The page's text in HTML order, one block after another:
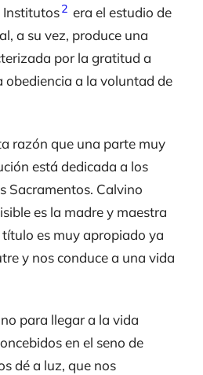
Institutos2 era el estudio de
a su vez, produce una
por la gratitud a
obediencia a la voluntad de
razón que una parte muy
está dedicada a los
Sacramentos. Calvino
es la madre y maestra
es muy apropiado ya
y nos conduce a una vida
para llegar a la vida
en el seno de
dé a luz, que nos